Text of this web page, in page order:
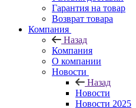
Гарантия на товар
Возврат товара
Компания
Назад
Компания
О компании
Новости
Назад
Новости
Новости 2025